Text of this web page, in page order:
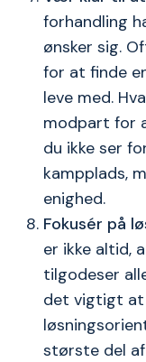
forhandling
ønsker sig.
for at finde
leve med.
modpart for
du ikke ser
kampplads,
enighed.
Fokusér på
er ikke altid,
tilgodeser
det vigtigt at
største del